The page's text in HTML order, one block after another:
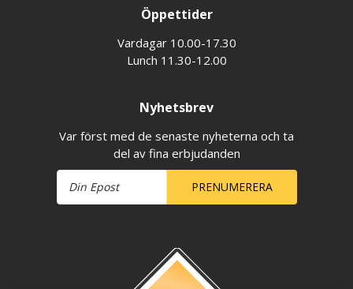
Öppettider
Vardagar 10.00-17.30
Lunch 11.30-12.00
Nyhetsbrev
Var först med de senaste nyheterna och ta
del av fina erbjudanden
PRENUMERERA